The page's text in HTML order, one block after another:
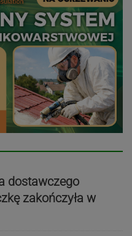
dostawczego
zakończyła w